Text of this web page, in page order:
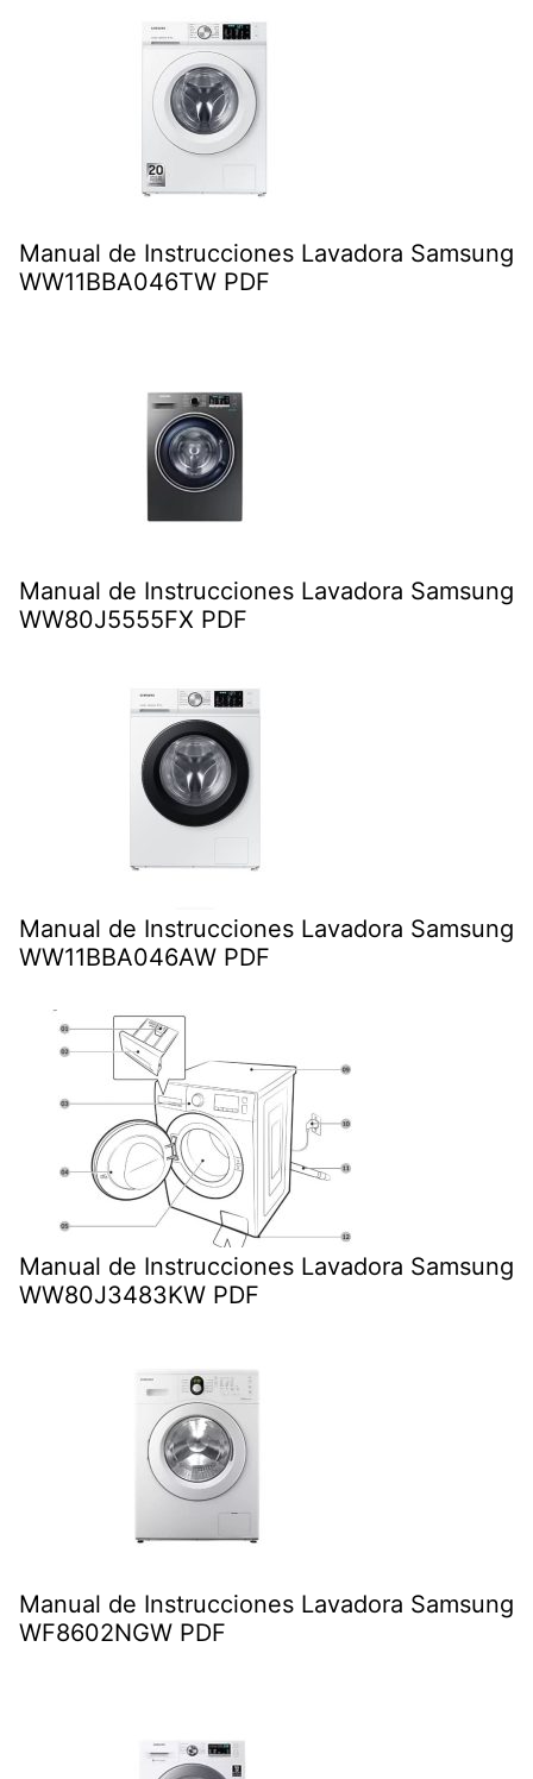
Manual de Instrucciones Lavadora Samsung
WW11BBA046TW PDF
Manual de Instrucciones Lavadora Samsung
WW80J5555FX PDF
Manual de Instrucciones Lavadora Samsung
WW11BBA046AW PDF
Manual de Instrucciones Lavadora Samsung
WW80J3483KW PDF
Manual de Instrucciones Lavadora Samsung
WF8602NGW PDF